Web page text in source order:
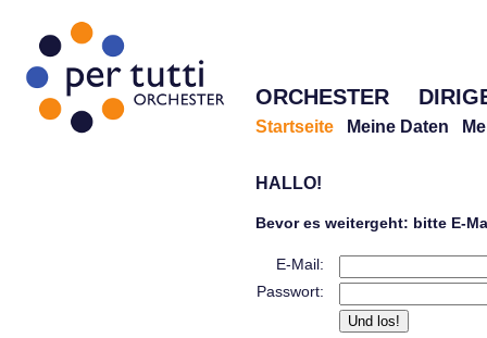
ORCHESTER
Startseite Meine Daten
HALLO!
Bevor es weitergeht: bitte E-
E-Mail:
Passwort: